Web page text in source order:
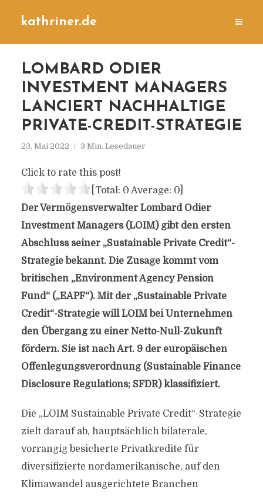
kathriner.de
LOMBARD ODIER
INVESTMENT MANAGERS
LANCIERT NACHHALTIGE
PRIVATE-CREDIT-STRATEGIE
23. Mai 2022 3 Min. Lesedauer
Click to rate this post!
[Total: 0 Average: 0]
Der Vermögensverwalter Lombard Odier
Investment Managers (LOIM) gibt den ersten
Abschluss seiner „Sustainable Private Credit“-
Strategie bekannt. Die Zusage kommt vom
britischen „Environment Agency Pension
Fund“ („EAPF“). Mit der „Sustainable Private
Credit“-Strategie will LOIM bei Unternehmen
den Übergang zu einer Netto-Null-Zukunft
fördern. Sie ist nach Art. 9 der europäischen
Offenlegungsverordnung (Sustainable Finance
Disclosure Regulations; SFDR) klassifiziert.
Die „LOIM Sustainable Private Credit“-Strategie
zielt darauf ab, hauptsächlich bilaterale,
vorrangig besicherte Privatkredite für
diversifizierte nordamerikanische, auf den
Klimawandel ausgerichtete Branchen